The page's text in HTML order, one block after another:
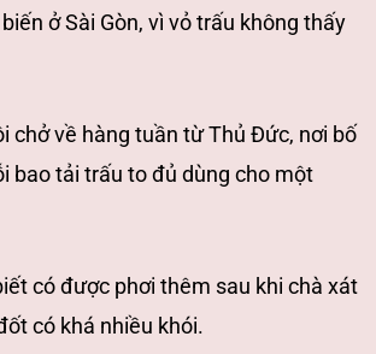
ở Sài Gòn, vì vỏ trấu không thấy
chở về hàng tuần từ Thủ Đức, nơi bố
bao tải trấu to đủ dùng cho một
có được phơi thêm sau khi chà xát
có khá nhiều khói.